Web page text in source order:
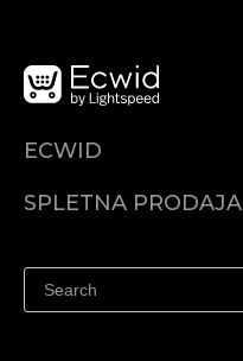
ECWID
SPLETNA PRODAJA
Prodaja na Instagramu